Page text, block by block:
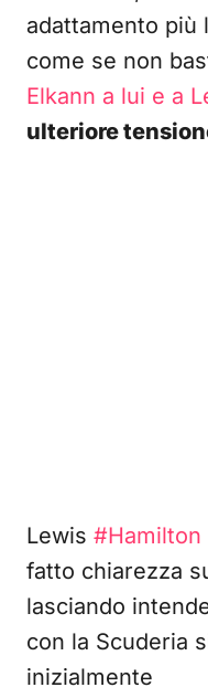
adattamento più
come se non
Elkann a lui e a
ulteriore
Lewis #Hamilton
fatto chiarezza
lasciando
con la Scuderia
inizialmente